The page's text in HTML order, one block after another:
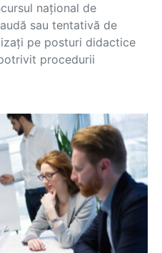
național de
sau tentativă de
pe posturi didactice
procedurii